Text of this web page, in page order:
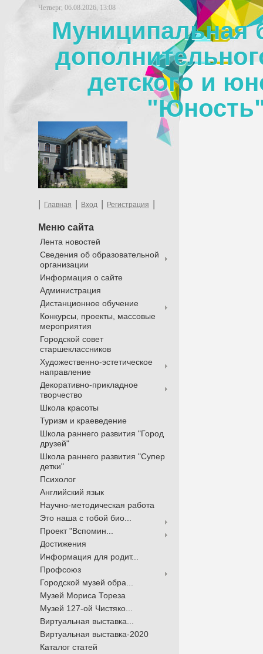
Четверг, 06.08.2026, 13:08
Муниципальная
детского и
| Главная | Вход | Регистрация |
Меню сайта
Лента новостей
Сведения об образовательной
организации
Информация о сайте
Администрация
Дистанционное обучение
Конкурсы, проекты, массовые
мероприятия
Городской совет
старшеклассников
Художественно-эстетическое
направление
Декоративно-прикладное
творчество
Школа красоты
Туризм и краеведение
Школа раннего развития "Город
друзей"
Школа раннего развития "Супер
детки"
Психолог
Английский язык
Научно-методическая работа
Это наша с тобой био...
Проект "Вспомин...
Достижения
Информация для родит...
Профсоюз
Городской музей обра...
Музей Мориса Тореза
Музей 127-ой Чистяко...
Виртуальная выставка...
Виртуальная выставка-2020
Каталог статей